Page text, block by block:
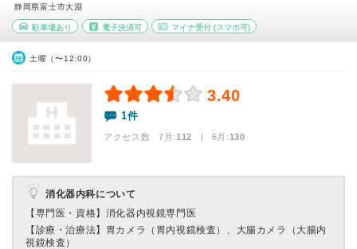
静岡県富士市大淵
駐車場あり 電子決済可 マイナ受付 (スマホ可)
土曜（〜12:00）
3.40
1件
アクセス数 7月:112 | 6月:130
消化器内科について
【専門医・資格】 消化器内視鏡専門医
【診療・治療法】 胃カメラ（胃内視鏡検査）、大腸カメラ（大腸内
視鏡検査）